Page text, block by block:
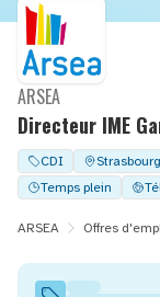
Directeur IME
ARSEA
CDI Strasbourg
Temps plein
ARSEA Offres